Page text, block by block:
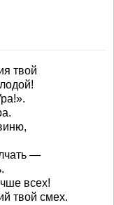
твой
—
всех!
твой смех.